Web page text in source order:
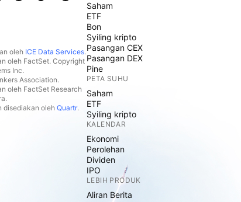
oleh ICE Data Services.
oleh FactSet. Copyright
Inc.
Association.
oleh FactSet Research
disediakan oleh Quartr.
Saham
ETF
Bon
Syiling kripto
Pasangan CEX
Pasangan DEX
Pine
PETA SUHU
Saham
ETF
Syiling kripto
KALENDAR
Ekonomi
Perolehan
Dividen
IPO
LEBIH PRODUK
Aliran Berita